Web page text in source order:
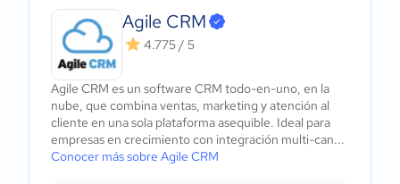
Agile CRM
4.775 / 5
Agile CRM es un software CRM todo-en-uno, en la
nube, que combina ventas, marketing y atención al
cliente en una sola plataforma asequible. Ideal para
empresas en crecimiento con integración multi-can...
Conocer más sobre Agile CRM